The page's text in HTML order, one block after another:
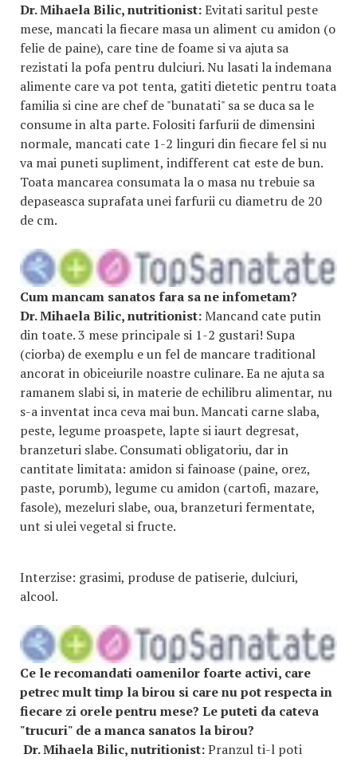
Dr. Mihaela Bilic, nutritionist:Evitati saritul peste
mese, mancati la fiecare masa un aliment cu amidon (o
felie de paine), care tine de foame si va ajuta sa
rezistati la pofa pentru dulciuri. Nu lasati la indemana
alimente care va pot tenta, gatiti dietetic pentru toata
familia si cine are chef de "bunatati" sa se duca sa le
consume in alta parte. Folositi farfurii de dimensini
normale, mancati cate 1-2 linguri din fiecare fel si nu
va mai puneti supliment, indifferent cat este de bun.
Toata mancarea consumata la o masa nu trebuie sa
depaseasca suprafata unei farfurii cu diametru de 20
de cm.
Cum mancam sanatos fara sa ne infometam?
Dr. Mihaela Bilic, nutritionist:Mancand cate putin
din toate. 3 mese principale si 1-2 gustari! Supa
(ciorba) de exemplu e un fel de mancare traditional
ancorat in obiceiurile noastre culinare. Ea ne ajuta sa
ramanem slabi si, in materie de echilibru alimentar, nu
s-a inventat inca ceva mai bun. Mancati carne slaba,
peste, legume proaspete, lapte si iaurt degresat,
branzeturi slabe. Consumati obligatoriu, dar in
cantitate limitata: amidon si fainoase (paine, orez,
paste, porumb), legume cu amidon (cartofi, mazare,
fasole), mezeluri slabe, oua, branzeturi fermentate,
unt si ulei vegetal si fructe.
Interzise: grasimi, produse de patiserie, dulciuri,
alcool.
Ce le recomandati oamenilor foarte activi, care
petrec mult timp la birou si care nu pot respecta in
fiecare zi orele pentru mese? Le puteti da cateva
"trucuri" de a manca sanatos la birou?
Dr. Mihaela Bilic, nutritionist:Pranzul ti-l poti